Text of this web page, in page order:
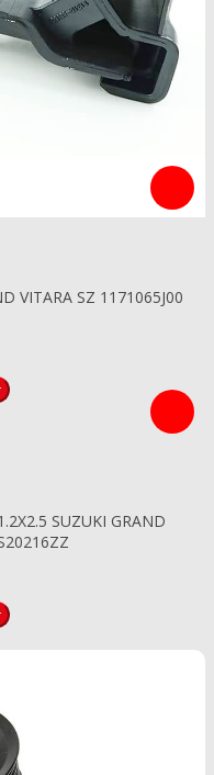
VITARA SZ 1171065J00
SUZUKI GRAND